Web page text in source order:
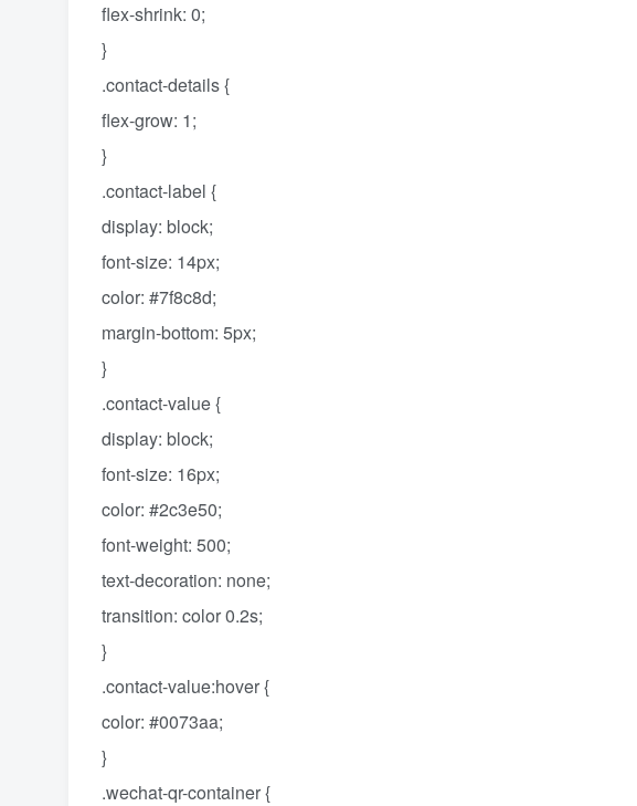
flex-shrink: 0;
}
.contact-details {
flex-grow: 1;
}
.contact-label {
display: block;
font-size: 14px;
color: #7f8c8d;
margin-bottom: 5px;
}
.contact-value {
display: block;
font-size: 16px;
color: #2c3e50;
font-weight: 500;
text-decoration: none;
transition: color 0.2s;
}
.contact-value:hover {
color: #0073aa;
}
.wechat-qr-container {